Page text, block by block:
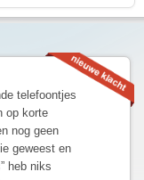
telefoontjes
op korte
nog geen
geweest en
heb niks